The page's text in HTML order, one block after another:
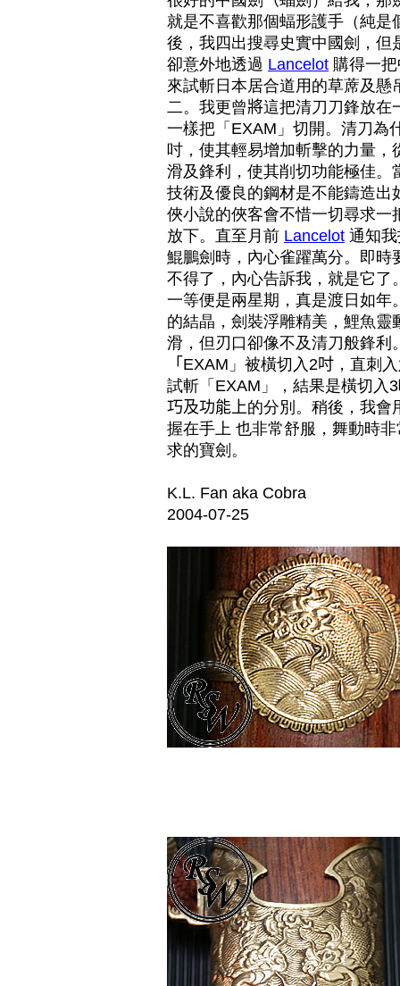
就是不喜歡那個蝠形護手（純是
後，我四出搜尋史實中國劍，
卻意外地透過 Lancelot 購得一
來試斬日本居合道用的草蓆及
二。我更曾將這把清刀刀鋒放在
一樣把「EXAM」切開。清刀為
吋，使其輕易增加斬擊的力量
滑及鋒利，使其削切功能極佳
技術及優良的鋼材是不能鑄造
俠小說的俠客會不惜一切尋求
放下。直至月前 Lancelot 通知
鯤鵬劍時，內心雀躍萬分。即時
不得了，內心告訴我，就是它
一等便是兩星期，真是渡日如
的結晶，劍裝浮雕精美，鯉魚
滑，但刃口卻像不及清刀般鋒
「 EXAM」被橫切入2吋 ，直刺
試斬「EXAM」，結果是橫切入
巧及功能上的分別。稍後，我會
握在手上 也非常舒服，舞動時
求的寶劍。
K.L. Fan aka Cobra
2004-07-25